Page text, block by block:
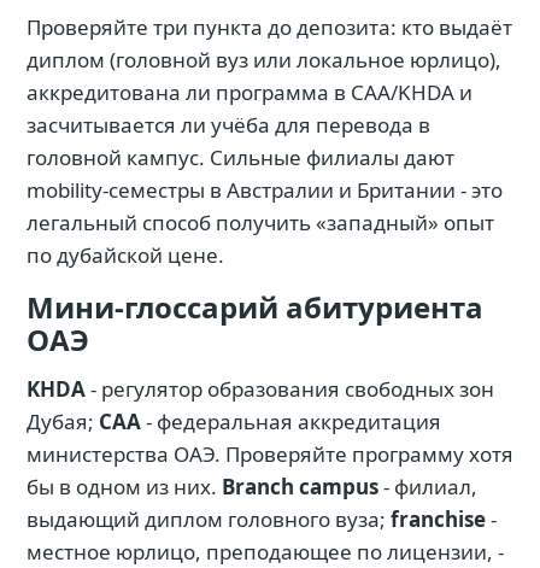
Проверяйте три пункта до депозита: кто выдаёт
диплом (головной вуз или локальное юрлицо),
аккредитована ли программа в CAA/KHDA и
засчитывается ли учёба для перевода в
головной кампус. Сильные филиалы дают
mobility-семестры в Австралии и Британии - это
легальный способ получить «западный» опыт
по дубайской цене.
Мини-глоссарий абитуриента
ОАЭ
KHDA- регулятор образования свободных зон
Дубая; CAA- федеральная аккредитация
министерства ОАЭ. Проверяйте программу хотя
бы в одном из них. Branch campus- филиал,
выдающий диплом головного вуза; franchise-
местное юрлицо, преподающее по лицензии, -